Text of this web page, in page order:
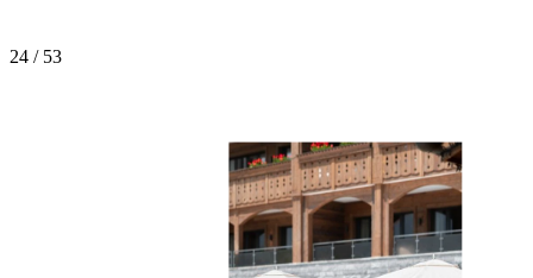
24 / 53